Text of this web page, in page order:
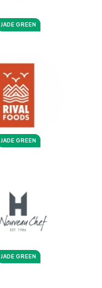
JADE GREEN
JADE GREEN
JADE GREEN